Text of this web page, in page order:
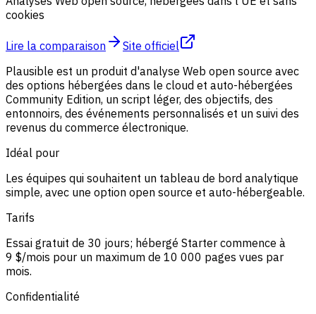
cookies
Lire la comparaison
Site officiel
Plausible est un produit d'analyse Web open source avec
des options hébergées dans le cloud et auto-hébergées
Community Edition, un script léger, des objectifs, des
entonnoirs, des événements personnalisés et un suivi des
revenus du commerce électronique.
Idéal pour
Les équipes qui souhaitent un tableau de bord analytique
simple, avec une option open source et auto-hébergeable.
Tarifs
Essai gratuit de 30 jours; hébergé Starter commence à
9 $/mois pour un maximum de 10 000 pages vues par
mois.
Confidentialité